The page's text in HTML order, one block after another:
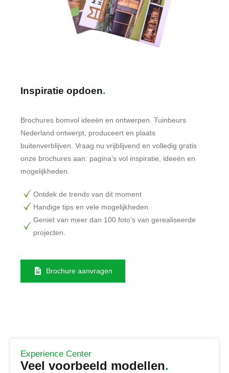
Inspiratie opdoen
Brochures bomvol ideeën en ontwerpen. Tuinbeurs
Nederland ontwerpt, produceert en plaats
buitenverblijven. Vraag nu vrijblijvend en volledig gratis
onze brochures aan: pagina’s vol inspiratie, ideeën en
mogelijkheden.
Ontdek de trends van dit moment
Handige tips en vele mogelijkheden
Geniet van meer dan 100 foto's van gerealiseerde
projecten.
Brochure aanvragen
Experience Center
Veel voorbeeld modellen